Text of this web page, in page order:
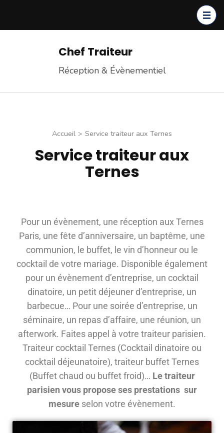
Chef Traiteur
Réception & Évènementiel
Accueil > Service traiteur aux Ternes
Service traiteur aux
Ternes
Pour un évènement, une réception aux Ternes
Paris, une fête d’anniversaire, un baptême, une
communion, le buffet, le vin d’honneur ou le
cocktail de votre mariage. Disponible également
pour un évènement d’entreprise, un cocktail
dinatoire, un petit déjeuner d’entreprise, un
barbecue… Pour une soirée d’entreprise, un
séminaire, un repas d’affaire, une réunion, un
afterwork. Faites appel à votre traiteur parisien.
Traiteur cocktail Ternes (Cocktail dinatoire ou
cocktail déjeunatoire), traiteur buffet Ternes
(Buffet chaud ou buffet froid)… Le traiteur
parisien vous propose ses prestations sur
mesure selon votre évènement.